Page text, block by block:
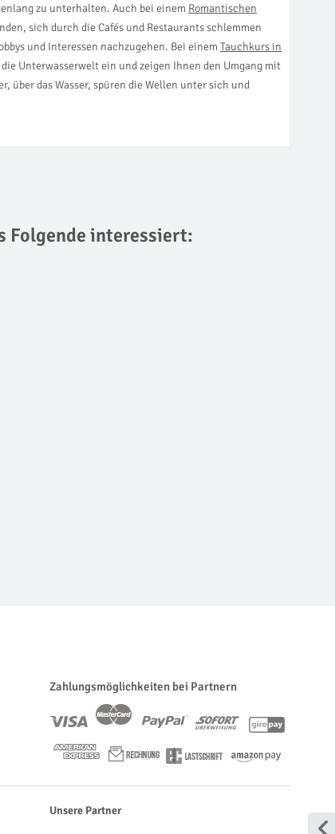
zu unterhalten. Auch bei einem Romantischen
sich durch die Cafés und Restaurants schlemmen
und Interessen nachzugehen. Bei einem Tauchkurs in
Unterwasserwelt ein und zeigen Ihnen den Umgang mit
über das Wasser, spüren die Wellen unter sich und
Folgende interessiert:
Zahlungsmöglichkeiten bei Partnern
Unsere Partner